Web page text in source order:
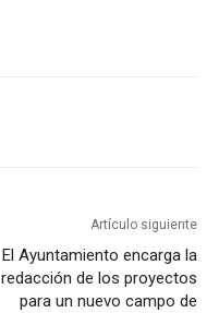
Artículo siguiente
El Ayuntamiento encarga la
redacción de los proyectos
para un nuevo campo de